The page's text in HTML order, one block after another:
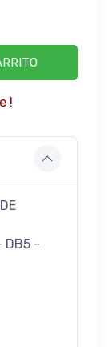
!
DB5 -